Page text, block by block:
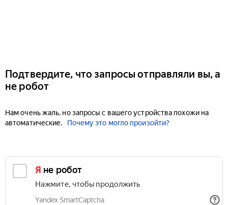
Подтвердите, что запросы отправляли вы, а
не робот
Нам очень жаль, но запросы с вашего устройства похожи на
автоматические.
Почему это могло произойти?
Я не робот
Нажмите, чтобы продолжить
Yandex SmartCaptcha